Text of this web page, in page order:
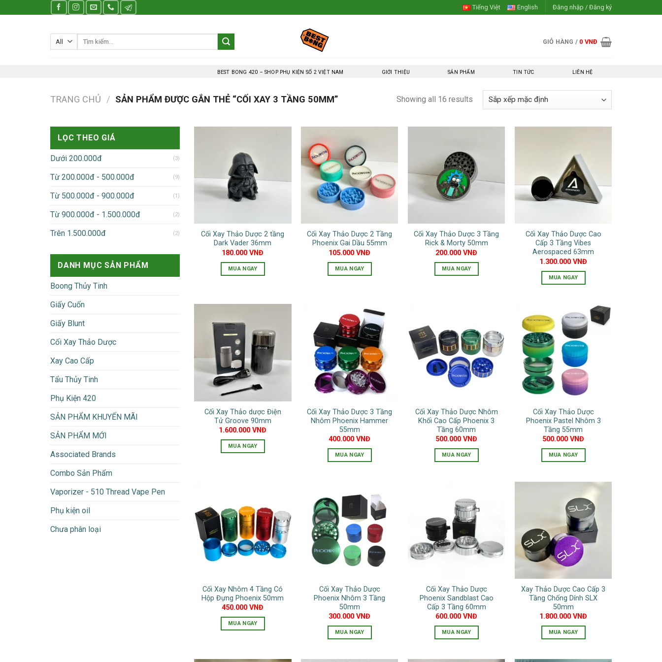
to
Tiếng Việt English Đăng nhập / Đăng ký
Tìm
GIỎ HÀNG / 0 VNĐ
BEST BONG 420 – SHOP PHỤ KIỆN SỐ 2 VIỆT NAM GIỚI THIỆU SẢN PHẨM TIN TỨC LIÊN HỆ
TRANG CHỦ / SẢN PHẨM ĐƯỢC GẮN THẺ “CỐI XAY 3 TẦNG 50MM” Showing all 16 results
LỌC THEO GIÁ
Dưới 200.000đ (3)
Từ 200.000đ - 500.000đ (9)
Từ 500.000đ - 900.000đ (1)
Từ 900.000đ - 1.500.000đ (2)
Trên 1.500.000đ (2)
DANH MỤC SẢN PHẨM
Boong Thủy Tinh
Giấy Cuốn
Giấy Blunt
Cối Xay Thảo Dược
Xay Cao Cấp
Tẩu Thủy Tinh
Phụ Kiện 420
SẢN PHẨM KHUYẾN MÃI
SẢN PHẨM MỚI
Associated Brands
Combo Sản Phẩm
Vaporizer - 510 Thread Vape Pen
Phụ kiện oil
Chưa phân loại
Cối Xay Thảo Dược 2 tầng
Dark Vader 36mm
180.000VNĐ
MUA NGAY
Cối Xay Thảo Dược 2 Tầng
Phoenix Gai Dầu 55mm
105.000VNĐ
MUA NGAY
có
nhiều
biến
thể.
Các
tùy
chọn
có
được
chọn
trên
trang
sản
Cối Xay Thảo Dược 3 Tầng
Rick & Morty 50mm
200.000VNĐ
MUA NGAY
biến
thể.
Các
tùy
chọn
được
chọn
trên
trang
sản
Cối Xay Thảo Dược Cao
Cấp 3 Tầng Vibes
Aerospaced 63mm
1.300.000VNĐ
MUA NGAY
Cối Xay Thảo dược Điện
Tử Groove 90mm
1.600.000VNĐ
MUA NGAY
Cối Xay Thảo Dược 3 Tầng
Nhôm Phoenix Hammer
55mm
400.000VNĐ
MUA NGAY
biến
thể.
Các
tùy
chọn
thể
được
chọn
trên
trang
phẩm
Cối Xay Thảo Dược Nhôm
Khối Cao Cấp Phoenix 3
Tầng 60mm
500.000VNĐ
MUA NGAY
có
nhiều
biến
thể.
Các
tùy
thể
được
chọn
trên
trang
phẩm
Cối Xay Thảo Dược
Phoenix Pastel Nhôm 3
Tầng 55mm
500.000VNĐ
MUA NGAY
có
nhiều
biến
thể.
Các
tùy
chọn
có
thể
được
chọn
trên
trang
phẩm
Cối Xay Nhôm 4 Tầng Có
Hộp Đựng Phoenix 50mm
450.000VNĐ
MUA NGAY
này
Cối Xay Thảo Dược
Phoenix Nhôm 3 Tầng
50mm
300.000VNĐ
MUA NGAY
Cối Xay Thảo Dược
Phoenix Sandblast Cao
Cấp 3 Tầng 60mm
600.000VNĐ
MUA NGAY
Xay Thảo Dược Cao Cấp 3
Tầng Chống Dính SLX
50mm
1.800.000VNĐ
MUA NGAY